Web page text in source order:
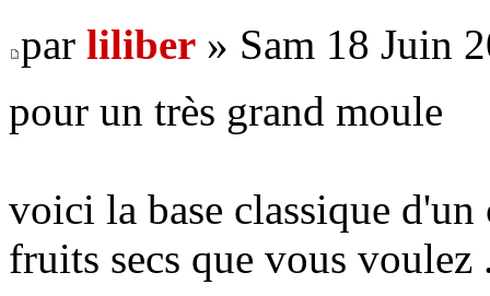
par liliber » Sam 18 Juin
pour un très grand moule
voici la base classique
fruits secs que vous voulez